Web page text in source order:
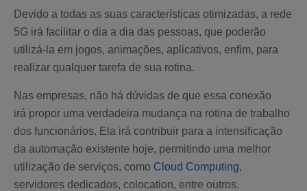
Devido a todas as suas características otimizadas, a rede
5G irá facilitar o dia a dia das pessoas, que poderão
utilizá-la em jogos, animações, aplicativos, enfim, para
realizar qualquer tarefa de sua rotina.
Nas empresas, não há dúvidas de que essa conexão
irá propor uma verdadeira mudança na rotina de trabalho
dos funcionários. Ela irá contribuir para a intensificação
da automação existente hoje, permitindo uma melhor
utilização de serviços, como Cloud Computing,
servidores dedicados, colocation, entre outros.